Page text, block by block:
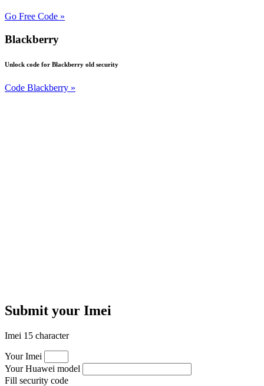
Go Free Code »
Blackberry
Unlock code for Blackberry old security
Code Blackberry »
Submit your Imei
Imei 15 character
Your Imei
Your Huawei model
Fill security code